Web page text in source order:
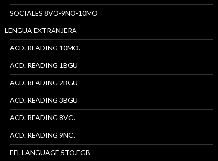
SOCIALES 8VO-9NO-10MO
LENGUA EXTRANJERA
ACD. READING 10MO.
ACD. READING 1BGU
ACD. READING 2BGU
ACD. READING 3BGU
ACD. READING 8VO.
ACD. READING 9NO.
EFL LANGUAGE 5TO.EGB